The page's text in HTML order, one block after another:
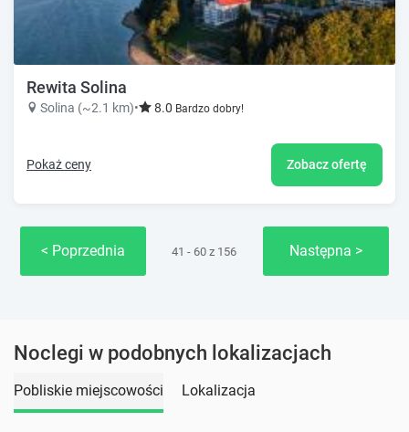
Rewita Solina
Solina (~2.1 km)• 8.0 Bardzo dobry!
Pokaż ceny Zobacz ofertę
Poprzednia 41 - 60 z 156 Następna
Noclegi w podobnych lokalizacjach
Pobliskie miejscowości Lokalizacja